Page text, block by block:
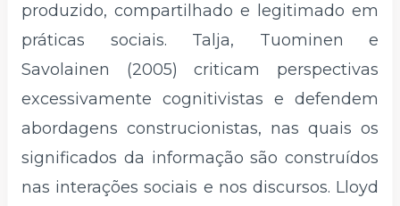
produzido, compartilhado e legitimado em
práticas sociais. Talja, Tuominen e
Savolainen (2005) criticam perspectivas
excessivamente cognitivistas e defendem
abordagens construcionistas, nas quais os
significados da informação são construídos
nas interações sociais e nos discursos. Lloyd